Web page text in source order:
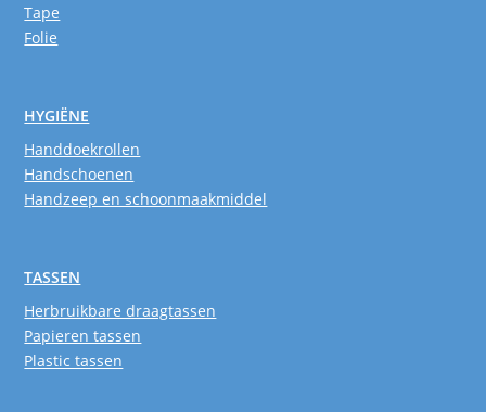
Tape
Folie
HYGIËNE
Handdoekrollen
Handschoenen
Handzeep en schoonmaakmiddel
TASSEN
Herbruikbare draagtassen
Papieren tassen
Plastic tassen